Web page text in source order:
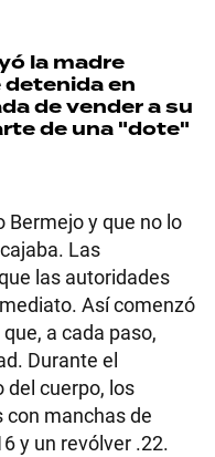
la madre
en
de vender a su
de una "dote"
Bermejo y que no lo
Las
las autoridades
Así comenzó
a cada paso,
Durante el
del cuerpo, los
manchas de
y un revólver .22.